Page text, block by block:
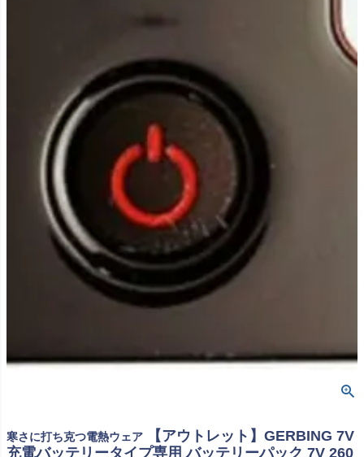
寒さに打ち克つ電熱ウェア
【アウトレット】GERBING 7V
充電バッテリータイプ専用 バッテリーパック 7V 260